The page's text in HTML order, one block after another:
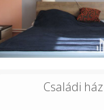
Családi ház